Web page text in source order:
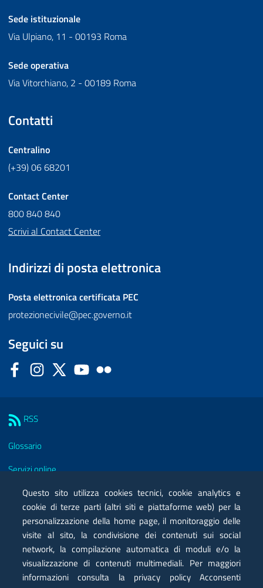
Sede istituzionale
Via Ulpiano, 11 - 00193 Roma
Sede operativa
Via Vitorchiano, 2 - 00189 Roma
Contatti
Centralino
(+39) 06 68201
Contact Center
800 840 840
Scrivi al Contact Center
Indirizzi di posta elettronica
Posta elettronica certificata PEC
protezionecivile@pec.governo.it
Seguici su
FacebookInstagram
Twitter YouTube
RSS
Glossario
Servizi online
Moduli
Posta elettronica certificata PEC
Privacy
Note legali
Questo sito utilizza cookies tecnici, cookie analytics e
cookie di terze parti (altri siti e piattaforme web) per la
personalizzazione della home page, il monitoraggio delle
visite al sito, la condivisione dei contenuti sui social
network, la compilazione automatica di moduli e/o la
visualizzazione di contenuti multimediali. Per maggiori
informazioni consulta la privacy policy Acconsenti